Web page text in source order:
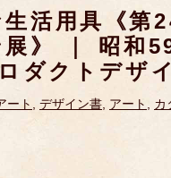
活用具《第
》 ｜ 昭和
ダクトデザ
ート , デザイン書, アート , カ